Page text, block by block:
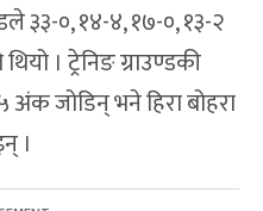
३३-०, १४-४, १७-०, १३-२
। ट्रेनिङ ग्राउण्डकी
अंक जोडिन् भने हिरा बोहरा
।